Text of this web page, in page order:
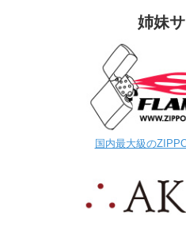
姉妹
国内最大級の